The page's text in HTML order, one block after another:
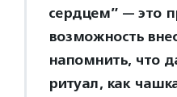
сердцем” — это
возможность
напомнить, что
ритуал, как